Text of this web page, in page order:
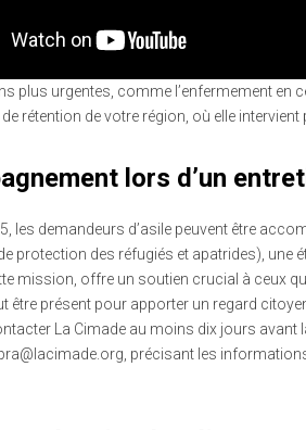
plus urgentes, comme l’enfermement en
rétention de votre région, où elle
lors d’un
les demandeurs d’asile peuvent être
protection des réfugiés et apatrides), une
mission, offre un soutien crucial à ceux
être présent pour apporter un regard
La Cimade au moins dix jours avant
précisant les